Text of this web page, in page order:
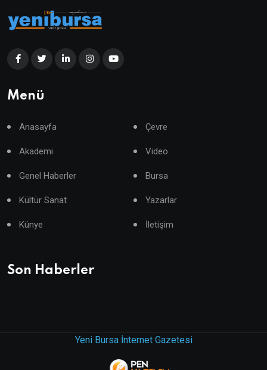
Menü
Anasayfa Çevre
Akademi Video
Genel Haberler Bursa
Kültür Sanat Yazarlar
Künye İletişim
Son Haberler
Yeni Bursa İnternet Gazetesi